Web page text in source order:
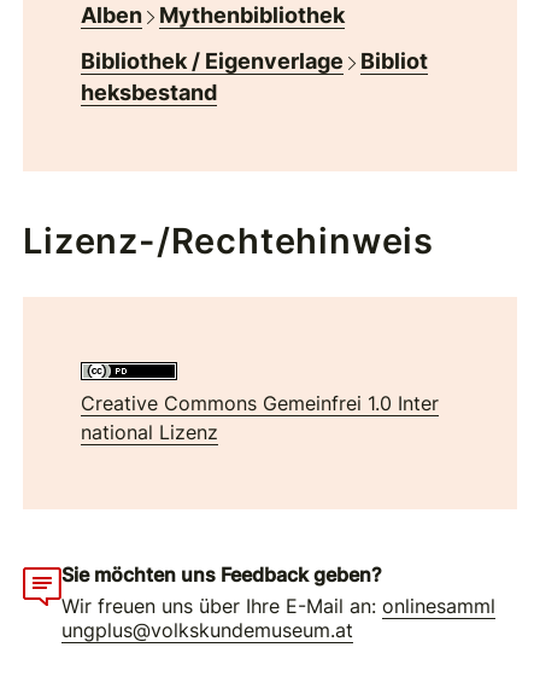
Alben
Mythenbibliothek
Bibliothek / Eigenverlage
Bibliot
heksbestand
Lizenz-/Rechtehinweis
Creative Commons Gemeinfrei 1.0 Inter
national Lizenz
Sie möchten uns Feedback geben?
Wir freuen uns über Ihre E-Mail an:onlinesamml
ungplus@volkskundemuseum.at